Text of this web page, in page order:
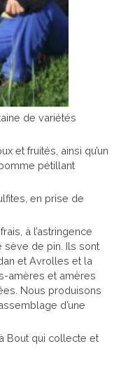
de variétés
et fruités, ainsi qu’un
pétillant
en prise de
à l’astringence
sève de pin. Ils sont
et Avrolles et la
amères et amères
Nous produisons
d’une
Bout qui collecte et